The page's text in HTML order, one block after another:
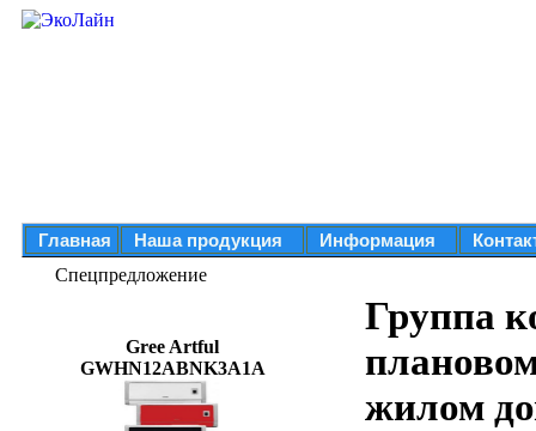
Главная Наша продукция Информация
Спецпредложение
Gree Artful
GWHN12ABNK3A1A
Группа
жилом